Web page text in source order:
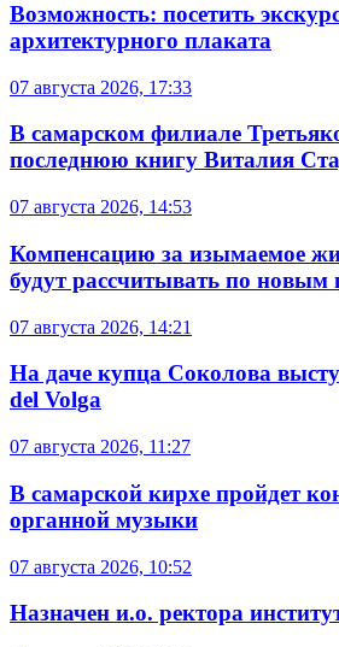
Возможность: посетить
архитектурного плаката
07 августа 2026, 17:33
В самарском филиале
последнюю книгу Виталия
07 августа 2026, 14:53
Компенсацию за изымаемое
будут рассчитывать по новым
07 августа 2026, 14:21
На даче купца Соколова
del Volga
07 августа 2026, 11:27
В самарской кирхе пройдет
органной музыки
07 августа 2026, 10:52
Назначен и.о. ректора